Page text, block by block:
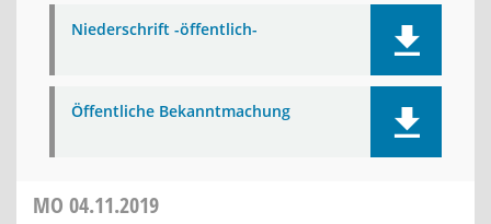
Niederschrift -öffentlich-
Öffentliche Bekanntmachung
MO 04.11.2019